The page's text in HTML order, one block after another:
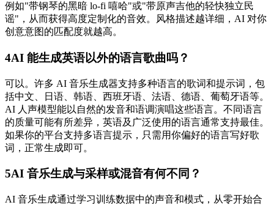
例如"带钢琴的黑暗 lo-fi 嘻哈"或"带原声吉他的轻快独立民
谣"，从而获得高度定制化的音效。风格描述越详细，AI 对你
创意意图的匹配度就越高。
4AI 能生成英语以外的语言歌曲吗？
可以。许多 AI 音乐生成器支持多种语言的歌词和提示词，包
括中文、日语、韩语、西班牙语、法语、德语、葡萄牙语等。
AI 人声模型能以自然的发音和语调演唱这些语言。不同语言
的质量可能有所差异，英语及广泛使用的语言通常支持最佳。
如果你的平台支持多语言提示，只需用你偏好的语言写好歌
词，正常生成即可。
5AI 音乐生成与采样或混音有何不同？
AI 音乐生成通过学习训练数据中的声音和模式，从零开始合